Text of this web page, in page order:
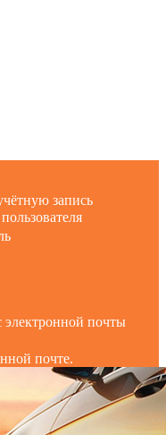
запись
электронной почты
почте.